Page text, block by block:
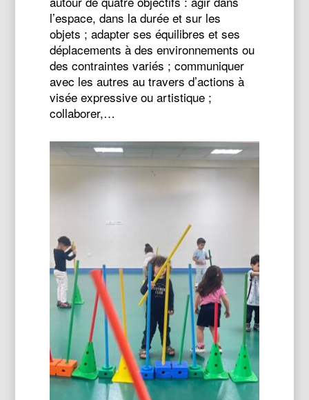
l’espace, dans la durée et sur les
objets ; adapter ses équilibres et ses
déplacements à des environnements ou
des contraintes variés ; communiquer
avec les autres au travers d’actions à
visée expressive ou artistique ;
collaborer,…